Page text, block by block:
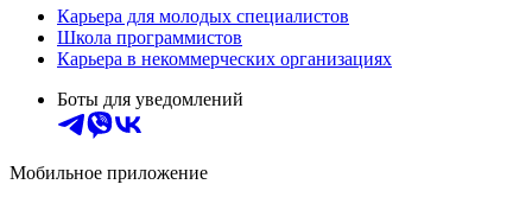
Карьера для молодых специалистов
Школа программистов
Карьера в некоммерческих организациях
Боты для уведомлений
Мобильное приложение